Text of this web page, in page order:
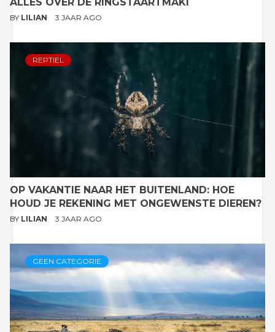
BY LILIAN 3 JAAR AGO
REPTIEL
OP VAKANTIE NAAR HET BUITENLAND: HOE
HOUD JE REKENING MET ONGEWENSTE DIEREN?
BY LILIAN 3 JAAR AGO
GEEN CATEGORIE